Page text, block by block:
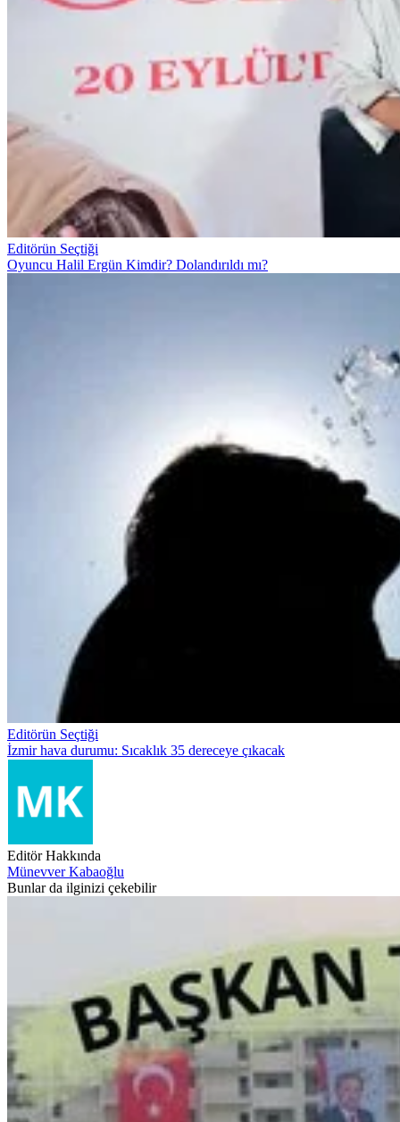
Editörün Seçtiği
Oyuncu Halil Ergün Kimdir? Dolandırıldı mı?
Editörün Seçtiği
İzmir hava durumu: Sıcaklık 35 dereceye çıkacak
Editör Hakkında
Münevver Kabaoğlu
Bunlar da ilginizi çekebilir